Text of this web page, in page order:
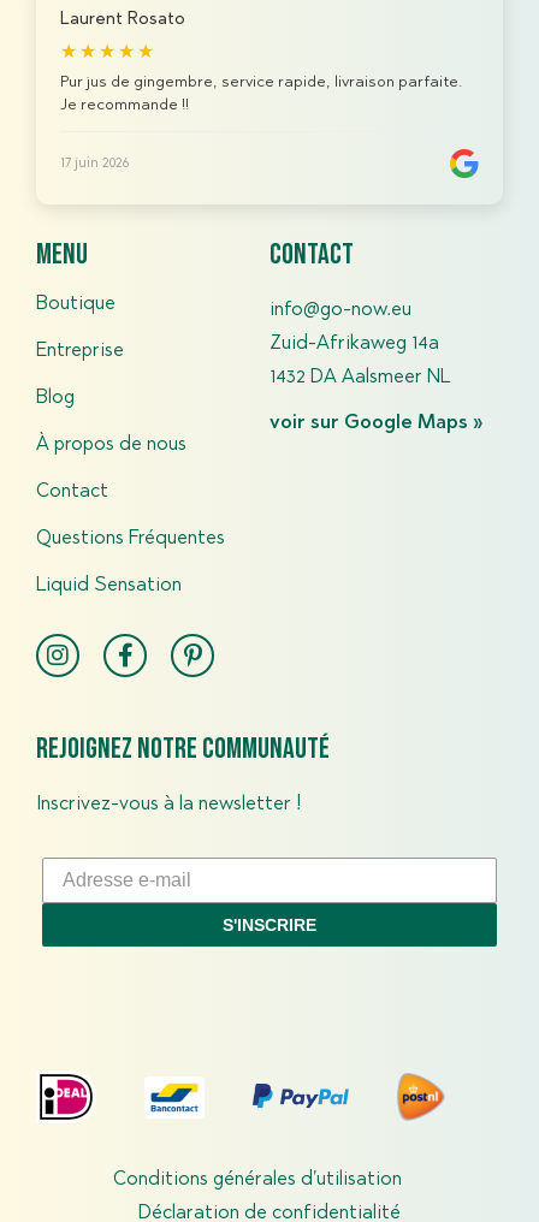
Laurent Rosato
★★★★★
Pur jus de gingembre, service rapide, livraison parfaite.
Je recommande !!
17 juin 2026
menu
Boutique
Entreprise
Blog
À propos de nous
Contact
Questions Fréquentes​
Liquid Sensation
contact
info@go-now.eu
Zuid-Afrikaweg 14a
1432 DA Aalsmeer NL
voir sur Google Maps »
Rejoignez notre communauté
Inscrivez-vous à la newsletter !
S'INSCRIRE
Conditions générales d’utilisation
Déclaration de confidentialité